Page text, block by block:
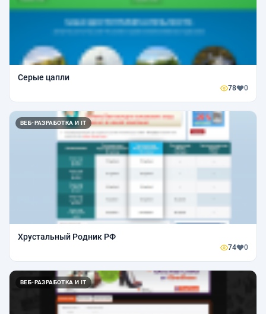
Серые цапли
78 0
ВЕБ-РАЗРАБОТКА И IT
Хрустальный Родник РФ
74 0
ВЕБ-РАЗРАБОТКА И IT